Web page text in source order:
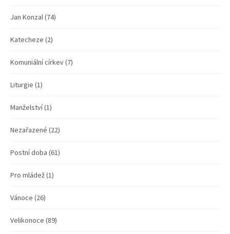
Jan Konzal(74)
Katecheze (2)
Komuniální církev(7)
Liturgie (1)
Manželství(1)
Nezařazené (22)
Postní doba (61)
Pro mládež(1)
Vánoce (26)
Velikonoce (89)